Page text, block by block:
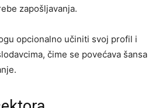
zapošljavanja.
opcionalno učiniti svoj profil i
čime se povećava šansa